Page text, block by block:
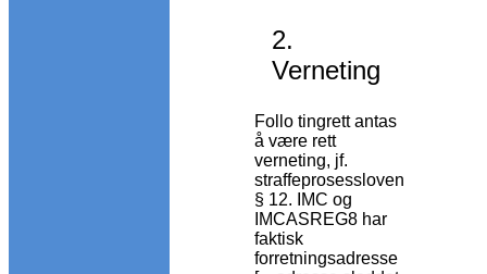
2.
Verneting
Follo tingrett antas
å være rett
verneting, jf.
straffeprosessloven
§ 12. IMC og
IMCASREG8 har
faktisk
forretningsadresse